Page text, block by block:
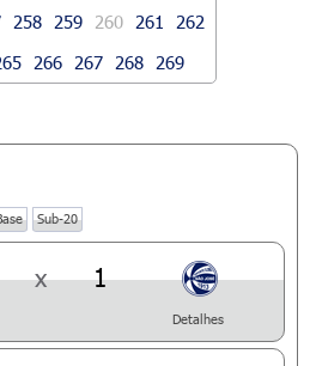
258 259 260 261
262
266 267 268 269
Sub-20
x 1
Detalhes